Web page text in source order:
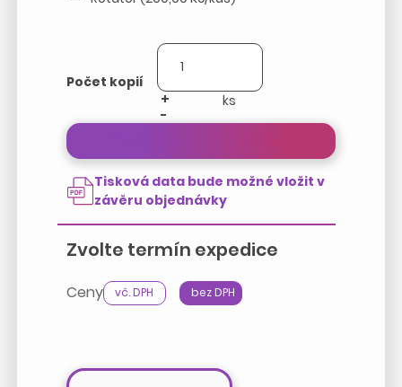
Počet kopií
+
-
Tisková data bude možné vložit v
závěru objednávky
Zvolte termín expedice
Ceny vč. DPH bez DPH